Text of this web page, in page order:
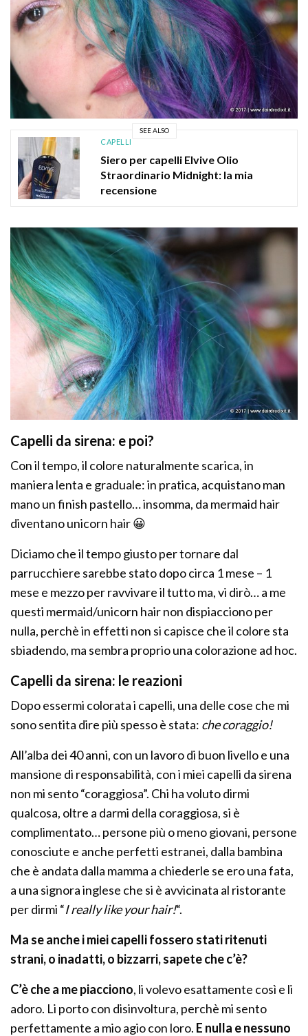
SEE ALSO
CAPELLI
Siero per capelli Elvive Olio
Straordinario Midnight: la mia
recensione
Capelli da sirena: e poi?
Con il tempo, il colore naturalmente scarica, in
maniera lenta e graduale: in pratica, acquistano man
mano un finish pastello… insomma, da mermaid hair
diventano unicorn hair 😀
Diciamo che il tempo giusto per tornare dal
parrucchiere sarebbe stato dopo circa 1 mese – 1
mese e mezzo per ravvivare il tutto ma, vi dirò… a me
questi mermaid/unicorn hair non dispiacciono per
nulla, perchè in effetti non si capisce che il colore sta
sbiadendo, ma sembra proprio una colorazione ad hoc.
Capelli da sirena: le reazioni
Dopo essermi colorata i capelli, una delle cose che mi
sono sentita dire più spesso è stata: che coraggio!
All’alba dei 40 anni, con un lavoro di buon livello e una
mansione di responsabilità, con i miei capelli da sirena
non mi sento “coraggiosa”. Chi ha voluto dirmi
qualcosa, oltre a darmi della coraggiosa, si è
complimentato… persone più o meno giovani, persone
conosciute e anche perfetti estranei, dalla bambina
che è andata dalla mamma a chiederle se ero una fata,
a una signora inglese che si è avvicinata al ristorante
per dirmi “I really like your hair!“.
Ma se anche i miei capelli fossero stati ritenuti
strani, o inadatti, o bizzarri, sapete che c’è?
C’è che a me piacciono, li volevo esattamente così e li
adoro. Li porto con disinvoltura, perchè mi sento
perfettamente a mio agio con loro. E nulla e nessuno